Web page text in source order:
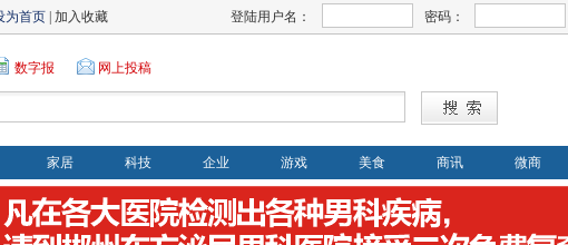
为首页 | 加入收藏 登陆用户名： 密码：
数字报 网上投稿
家居 科技 企业 游戏 美食 商讯 微商